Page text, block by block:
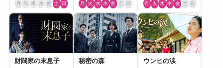
月 火 水 木 金 土 日 月 火 水 木 金 土 日 月 火 水 木 金 土 日
財閥家の末息子 秘密の森 ウンヒの涙